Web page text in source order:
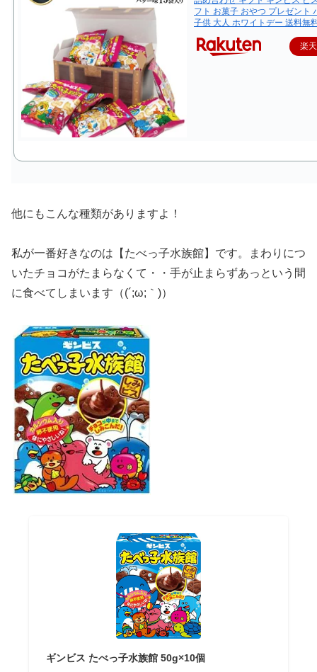
フト お菓子 おやつ プレゼント
子供 大人 ホワイトデー 送料無
楽
他にもこんな種類がありますよ！
私が一番好きなのは【たべっ子水族館】です。まわりにつ
いたチョコがたまらなくて・・手が止まらずあっという間
に食べてしまいます（(´;ω;｀)）
ギンビス たべっ子水族館 50g×10個